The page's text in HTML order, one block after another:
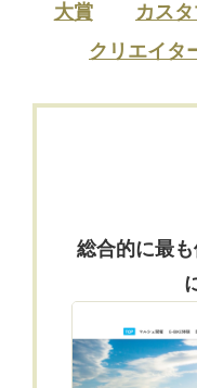
大賞 カス
クリエイタ
総合的に最